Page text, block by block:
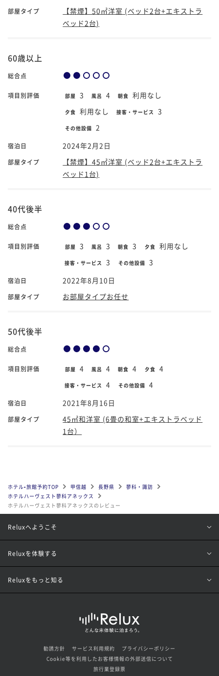
部屋タイプ
【禁煙】50㎡洋室 (ベッド2台+エキストラ
ベッド2台)
60歳以上
総合点
項目別評価 部屋 3 風呂 4 朝食 利用なし
夕食 利用なし 接客・サービス 3
その他設備 2
宿泊日 2024年2月2日
部屋タイプ
【禁煙】45㎡洋室 (ベッド2台+エキストラ
ベッド1台)
40代後半
総合点
項目別評価 部屋 3 風呂 3 朝食 3 夕食 利用なし
接客・サービス 3 その他設備 3
宿泊日 2022年8月10日
部屋タイプ お部屋タイプお任せ
50代後半
総合点
項目別評価 部屋 4 風呂 4 朝食 4 夕食 4
接客・サービス 4 その他設備 4
宿泊日 2021年8月16日
部屋タイプ
45㎡和洋室 (6畳の和室+エキストラベッド
1台）
ホテル•旅館予約TOP 甲信越 長野県
蓼科・諏訪
ホテルハーヴェスト蓼科アネックス
ホテルハーヴェスト蓼科アネックスのレビュー
Reluxへようこそ
Reluxを体験する
Reluxをもっと知る
勧誘方針 サービス利用規約
プライバシーポリシー
Cookie等を利用したお客様情報の外部送信について
旅行業登録票